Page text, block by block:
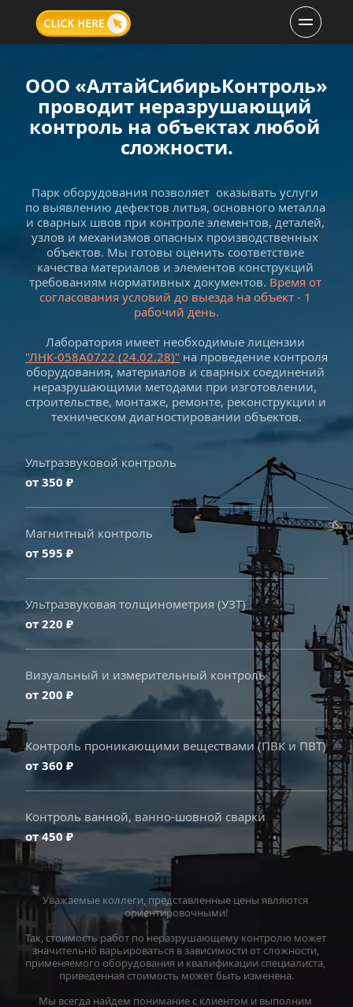
ООО «АлтайСибирьКонтроль»
проводит неразрушающий
контроль на объектах любой
сложности.
Парк оборудования позволяет  оказывать услуги
по выявлению дефектов литья, основного металла
и сварных швов при контроле элементов, деталей,
узлов и механизмов опасных производственных
объектов. Мы готовы оценить соответствие
качества материалов и элементов конструкций
требованиям нормативных документов. Время от
согласования условий до выезда на объект - 1
рабочий день.
"ЛНК-058А0722 (24.02.28)" на проведение контроля
оборудования, материалов и сварных соединений
неразрушающими методами при изготовлении,
строительстве, монтаже, ремонте, реконструкции и
техническом диагностировании объектов.
Ультразвуковой контроль
от 350 ₽
Магнитный контроль
от 595 ₽
Ультразвуковая толщинометрия (УЗТ)
от 220 ₽
Визуальный и измерительный контроль
от 200 ₽
Контроль проникающими веществами (ПВК и ПВТ)
от 360 ₽
Контроль ванной, ванно-шовной сварки
от 450 ₽
Уважаемые коллеги, представленные цены являются
ориентировочными!
Так, стоимость работ по неразрушающему контролю может
значительно варьироваться в зависимости от сложности,
применяемого оборудования и квалификации специалиста,
приведенная стоимость может быть изменена.
Мы всегда найдем понимание с клиентом и выполним